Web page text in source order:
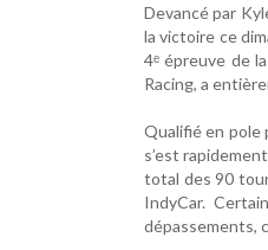
Devancé par
la victoire ce
4ᵉ épreuve de
Racing, a
Qualifié en pole
s’est
total des 90
IndyCar.
dépassements,